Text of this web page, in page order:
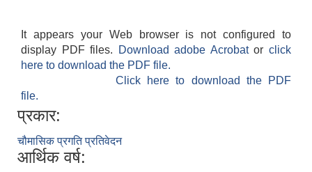
It appears your Web browser is not configured to
display PDF files.
Download adobe Acrobatorclick
here to download the PDF file.
Click here to download the PDF
file.
प्रकार:
चौमासिक प्रगति प्रतिवेदन
आर्थिक वर्ष: